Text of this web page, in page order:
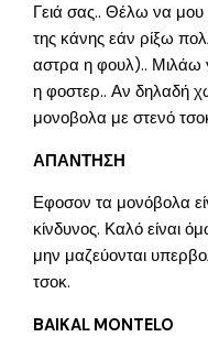
Γειά σας.. Θέλω να μου
της κάνης εάν ρίξω
αστρα η φουλ).. Μιλάω
η φοστερ.. Αν δηλαδή
μονοβολα με στενό
ΑΠΑΝΤΗΣΗ
Εφοσον τα μονόβολα
κίνδυνος. Καλό είναι
μην μαζεύονται
τσοκ.
BAIKAL MONTELO